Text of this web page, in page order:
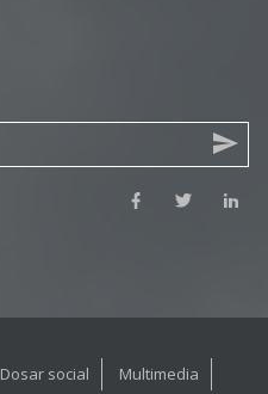
Dosar social Multimedia